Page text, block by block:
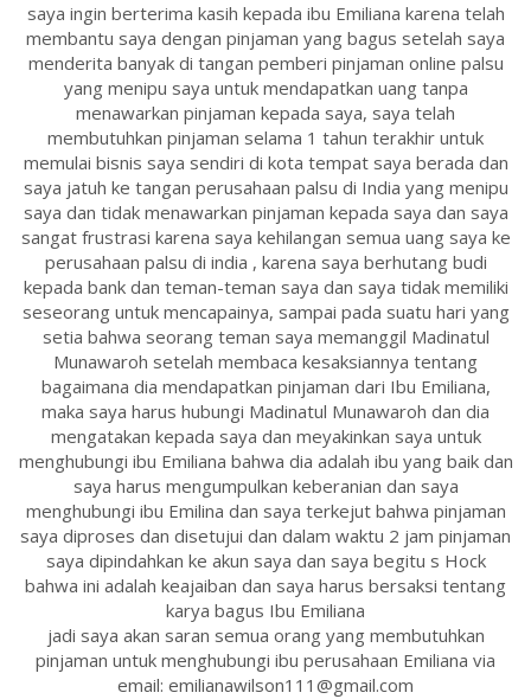
saya ingin berterima kasih kepada ibu Emiliana karena telah
membantu saya dengan pinjaman yang bagus setelah saya
menderita banyak di tangan pemberi pinjaman online palsu
yang menipu saya untuk mendapatkan uang tanpa
menawarkan pinjaman kepada saya, saya telah
membutuhkan pinjaman selama 1 tahun terakhir untuk
memulai bisnis saya sendiri di kota tempat saya berada dan
saya jatuh ke tangan perusahaan palsu di India yang menipu
saya dan tidak menawarkan pinjaman kepada saya dan saya
sangat frustrasi karena saya kehilangan semua uang saya ke
perusahaan palsu di india , karena saya berhutang budi
kepada bank dan teman-teman saya dan saya tidak memiliki
seseorang untuk mencapainya, sampai pada suatu hari yang
setia bahwa seorang teman saya memanggil Madinatul
Munawaroh setelah membaca kesaksiannya tentang
bagaimana dia mendapatkan pinjaman dari Ibu Emiliana,
maka saya harus hubungi Madinatul Munawaroh dan dia
mengatakan kepada saya dan meyakinkan saya untuk
menghubungi ibu Emiliana bahwa dia adalah ibu yang baik dan
saya harus mengumpulkan keberanian dan saya
menghubungi ibu Emilina dan saya terkejut bahwa pinjaman
saya diproses dan disetujui dan dalam waktu 2 jam pinjaman
saya dipindahkan ke akun saya dan saya begitu s Hock
bahwa ini adalah keajaiban dan saya harus bersaksi tentang
karya bagus Ibu Emiliana
jadi saya akan saran semua orang yang membutuhkan
pinjaman untuk menghubungi ibu perusahaan Emiliana via
email: emilianawilson111@gmail.com